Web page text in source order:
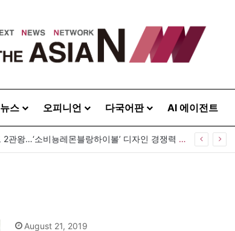
뉴스 오피니언 다국어판 AI 에이전트
GS25, 세계 디자인 어워드 2관왕…‘소비뇽레몬블랑하이볼’ 디자인 경쟁력 인정
August 21, 2019